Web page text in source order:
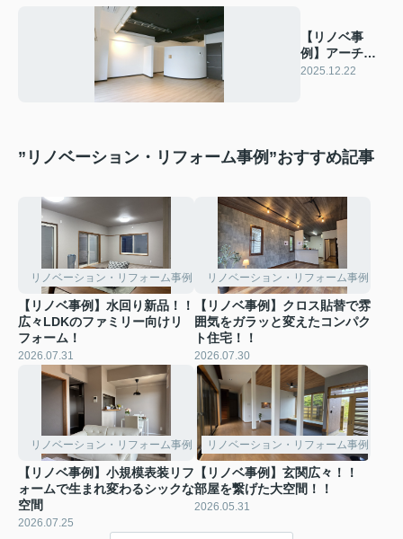
【リノベ事
例】アーチウ
ォールのLDK
2025.12.22
”リノベーション・リフォーム事例”おすすめ記事
リノベーション・リフォーム事例
【リノベ事例】水回り新品！！
広々LDKのファミリー向けリ
フォーム！
2026.07.31
リノベーション・リフォーム事例
【リノベ事例】クロス貼替で雰
囲気をガラッと変えたコンパク
ト住宅！！
2026.07.30
リノベーション・リフォーム事例
【リノベ事例】小規模表装リフ
ォームで生まれ変わるシックな
空間
2026.07.25
リノベーション・リフォーム事例
【リノベ事例】玄関広々！！
部屋を繋げた大空間！！
2026.05.31